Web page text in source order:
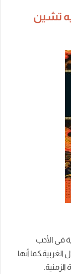
تشين
فى الأدب
أنها
الزمنية.